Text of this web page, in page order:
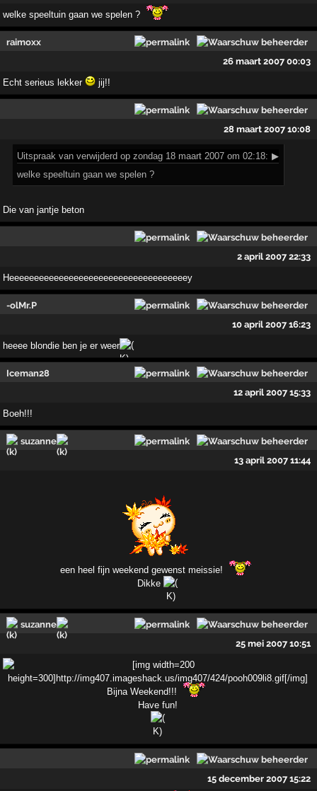
welke speeltuin gaan we spelen ?
raimoxx
26 maart 2007 00:03
Echt serieus lekker jij!!
28 maart 2007 10:08
Uitspraak van verwijderd op zondag 18 maart 2007 om 02:18: ▶
welke speeltuin gaan we spelen ?
Die van jantje beton
2 april 2007 22:33
Heeeeeeeeeeeeeeeeeeeeeeeeeeeeeeeeeeeey
-olMr.P
10 april 2007 16:23
heeee blondie ben je er weer
Iceman28
12 april 2007 15:33
Boeh!!!
suzanne
13 april 2007 11:44
een heel fijn weekend gewenst meissie!
Dikke
suzanne
25 mei 2007 10:51
Bijna Weekend!!!
Have fun!
15 december 2007 15:22